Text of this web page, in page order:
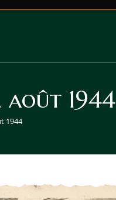
août 1944
1944